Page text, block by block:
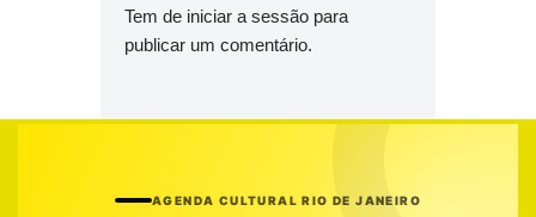
Tem de iniciar a sessão para
publicar um comentário.
AGENDA CULTURAL RIO DE JANEIRO